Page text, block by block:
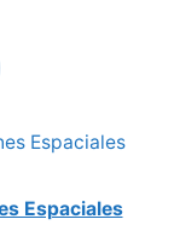
Espaciales